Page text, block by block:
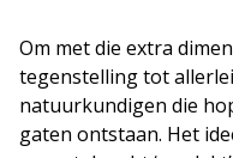
Om met die extra
tegenstelling tot allerlei
natuurkundigen die
gaten ontstaan. Het